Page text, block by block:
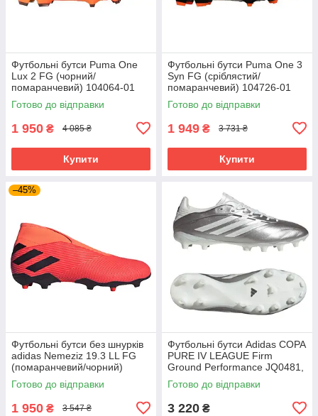
Футбольні бутси Puma One
Lux 2 FG (чорний/
помаранчевий) 104064-01
Розмір EU: 44
Готово до відправки
1 950 ₴ 4 085 ₴
Купити
Футбольні бутси Puma One 3
Syn FG (сріблястий/
помаранчевий) 104726-01
Розмір EU: 46
Готово до відправки
1 949 ₴ 3 731 ₴
Купити
–45%
Футбольні бутси без шнурків
adidas Nemeziz 19.3 LL FG
(помаранчевий/чорний)
EH1092 Розмір EU: 45
Готово до відправки
1 950 ₴ 3 547 ₴
Футбольні бутси Adidas COPA
PURE IV LEAGUE Firm
Ground Performance JQ0481,
Срібло, Розмір (EU) - 39 1/3
Готово до відправки
3 220 ₴